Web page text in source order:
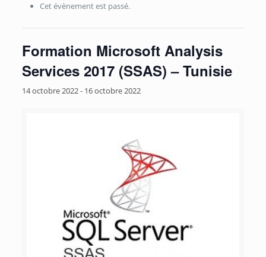
Cet évènement est passé.
Formation Microsoft Analysis
Services 2017 (SSAS) – Tunisie
14 octobre 2022- 16 octobre 2022